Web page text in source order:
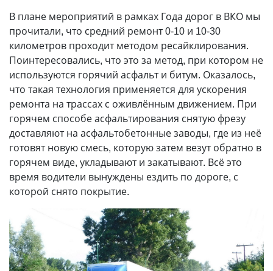
В плане мероприятий в рамках Года дорог в ВКО мы
прочитали, что средний ремонт 0-10 и 10-30
километров проходит методом ресайклирования.
Поинтересовались, что это за метод, при котором не
используются горячий асфальт и битум. Оказалось,
что такая технология применяется для ускорения
ремонта на трассах с оживлённым движением. При
горячем способе асфальтирования снятую фрезу
доставляют на асфальтобетонные заводы, где из неё
готовят новую смесь, которую затем везут обратно в
горячем виде, укладывают и закатывают. Всё это
время водители вынуждены ездить по дороге, с
которой снято покрытие.